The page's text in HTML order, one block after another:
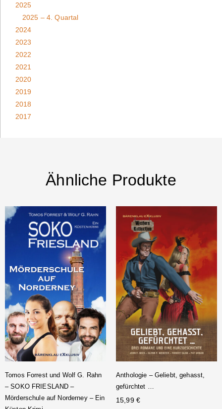
2025
2025 – 4. Quartal
2024
2023
2022
2021
2020
2019
2018
2017
Ähnliche Produkte
Tomos Forrest und Wolf G. Rahn
– SOKO FRIESLAND –
Mörderschule auf Norderney – Ein
Anthologie – Geliebt, gehasst,
gefürchtet …
15,99 €